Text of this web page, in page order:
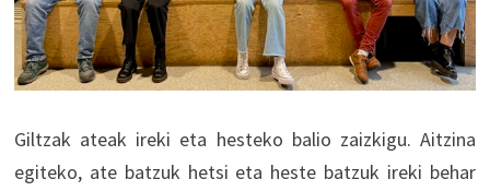
Giltzak ateak ireki eta hesteko balio zaizkigu. Aitzina
egiteko, ate batzuk hetsi eta heste batzuk ireki behar